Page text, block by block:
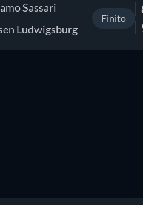
Sassari
Ludwigsburg
Finito